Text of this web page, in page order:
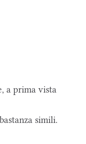
a prima vista
simili.